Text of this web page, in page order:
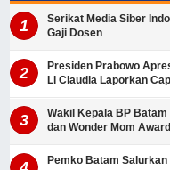
Serikat Media Siber
Gaji Dosen
Presiden Prabowo
Li Claudia Laporkan
Wakil Kepala BP
dan Wonder Mom
Pemko Batam